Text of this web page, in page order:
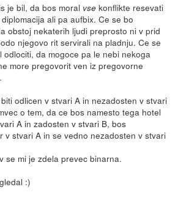
je bil, da bos moral vsekonflikte resevati
ali pa aufbix. Ce se bo
obstoj nekaterih ljudi preprosto ni v prid
njegovo rit servirali na pladnju. Ce se
da mogoce pa le nebi nekoga
more pregovorit ven iz pregovorne
odlicen v stvari A in nezadosten v stvari
o tem, da ce bos namesto tega hotel
A in zadosten v stvari B, bos
v stvari A in se vedno nezadosten v stvari
se mi je zdela prevec binarna.
:)